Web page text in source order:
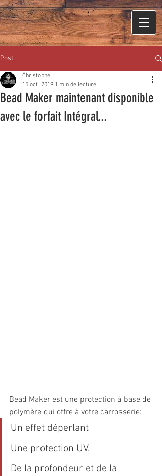
Post
Bead Maker maintenant disponible
avec le forfait Intégral...
Christophe
15 oct. 2019 1 min de lecture
Bead Maker est une protection à base de
polymère qui offre à votre carrosserie:
Un effet déperlant
Une protection UV.
De la profondeur et de la